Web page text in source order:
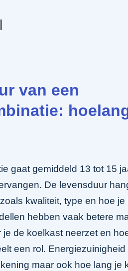
van een
gaat gemiddeld 13 tot 15
De levensduur
kwaliteit, type en hoe je
hebben vaak betere
de koelkast neerzet en
een rol.
maar ook hoe lang je